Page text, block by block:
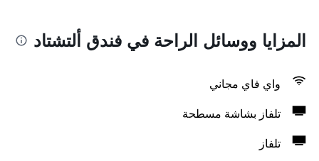
المزايا ووسائل الراحة في فندق ألتشتاد
واي فاي مجاني
تلفاز بشاشة مسطحة
تلفاز